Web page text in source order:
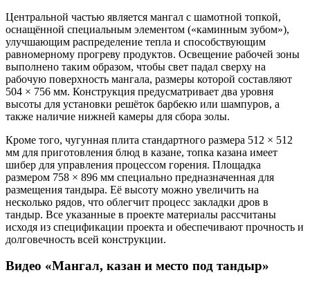
Центральной частью является мангал с шамотной топкой,
оснащённой специальным элементом («каминным зубом»),
улучшающим распределение тепла и способствующим
равномерному прогреву продуктов. Освещение рабочей зоны
выполнено таким образом, чтобы свет падал сверху на
рабочую поверхность мангала, размеры которой составляют
504 × 756 мм. Конструкция предусматривает два уровня
высоты для установки решёток барбекю или шампуров, а
также наличие нижней камеры для сбора золы.
Кроме того, чугунная плита стандартного размера 512 × 512
мм для приготовления блюд в казане, топка казана имеет
шибер для управления процессом горения. Площадка
размером 758 × 896 мм специально предназначенная для
размещения тандыра. Её высоту можно увеличить на
несколько рядов, что облегчит процесс закладки дров в
тандыр. Все указанные в проекте материалы рассчитаны
исходя из спецификации проекта и обеспечивают прочность и
долговечность всей конструкции.
Видео «Мангал, казан и место под тандыр»